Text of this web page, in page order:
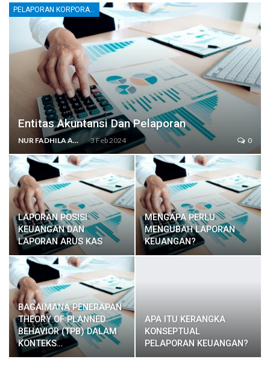
PELAPORAN KORPORATE
Entitas Akuntansi Dan Pelaporan
NUR FADHILA AMRI, SE., AK., M.SI 3 Feb 2024 0
LAPORAN POSISI
KEUANGAN DAN
LAPORAN ARUS KAS
MENGAPA PERLU
MENGUBAH LAPORAN
KEUANGAN?
BAGAIMANA PENERAPAN
THEORY OF PLANNED
BEHAVIOR (TPB) DALAM
KONTEKS…
APA ITU KERANGKA
KONSEPTUAL
PELAPORAN KEUANGAN?